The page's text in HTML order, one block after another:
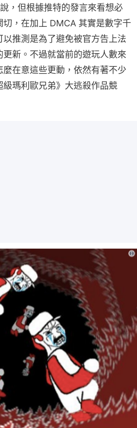
，但根據推特的發言來看想必
切，在加上 DMCA 其實是數字千
推測是為了避免被官方告上法
更新。不過就當前的遊玩人數來
在意這些更動，依然有著不少
級瑪利歐兄弟》大逃殺作品競